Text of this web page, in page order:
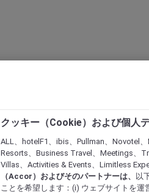
クッキー（Cookie）および個人
ALL、hotelF1、ibis、Pullman、Novotel
Resorts、Business Travel、Meetings、
Villas、Activities & Events、Limitless
（Accor）およびそのパートナーは、
以
ことを希望します：(i) ウェブサイトを